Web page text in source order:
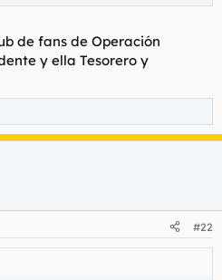
de fans de Operación
y ella Tesorero y
#22